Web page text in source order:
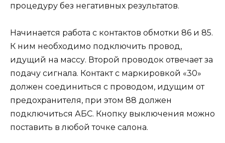
процедуру без негативных результатов.
Начинается работа с контактов обмотки 86 и 85.
К ним необходимо подключить провод,
идущий на массу. Второй проводок отвечает за
подачу сигнала. Контакт с маркировкой «30»
должен соединиться с проводом, идущим от
предохранителя, при этом 88 должен
подключиться АБС. Кнопку выключения можно
поставить в любой точке салона.